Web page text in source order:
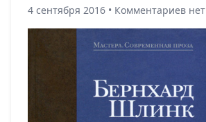
4 сентября 2016 • Комментариев нет